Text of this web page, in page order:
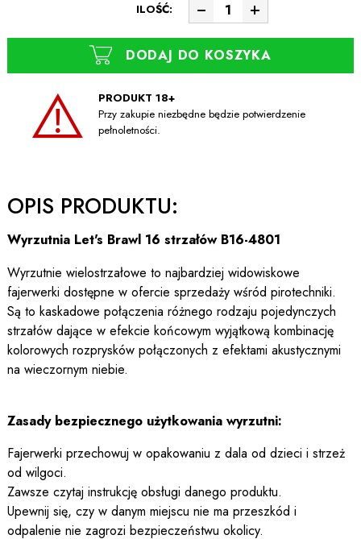
ILOŚĆ:
DODAJ DO KOSZYKA
PRODUKT 18+
Przy zakupie niezbędne będzie potwierdzenie
pełnoletności.
OPIS PRODUKTU:
Wyrzutnia Let's Brawl 16 strzałów B16-4801
Wyrzutnie wielostrzałowe to najbardziej widowiskowe
fajerwerki dostępne w ofercie sprzedaży wśród pirotechniki.
Są to kaskadowe połączenia różnego rodzaju pojedynczych
strzałów dające w efekcie końcowym wyjątkową kombinację
kolorowych rozprysków połączonych z efektami akustycznymi
na wieczornym niebie.
Zasady bezpiecznego użytkowania wyrzutni:
Fajerwerki przechowuj w opakowaniu z dala od dzieci i strzeż
od wilgoci.
Zawsze czytaj instrukcję obsługi danego produktu.
Upewnij się, czy w danym miejscu nie ma przeszkód i
odpalenie nie zagrozi bezpieczeństwu okolicy.